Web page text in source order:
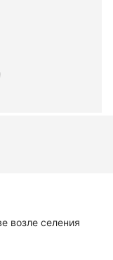
возле селения